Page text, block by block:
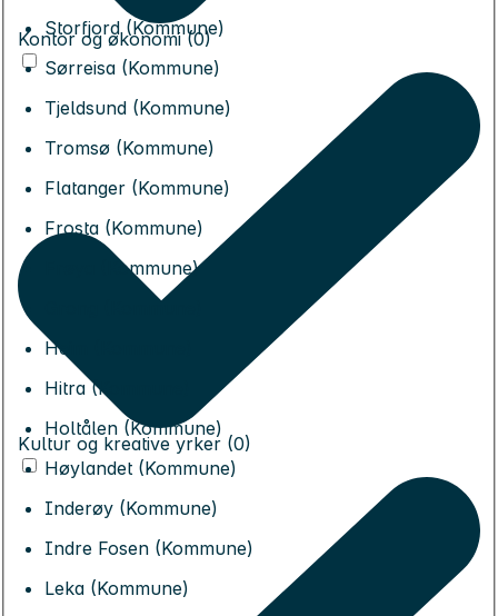
Storfjord (Kommune)
Sørreisa (Kommune)
Tjeldsund (Kommune)
Tromsø (Kommune)
Flatanger (Kommune)
Frosta (Kommune)
Frøya (Kommune)
Heim (Kommune)
Hitra (Kommune)
Holtålen (Kommune)
Høylandet (Kommune)
Inderøy (Kommune)
Indre Fosen (Kommune)
Leka (Kommune)
Kontor og økonomi (0)
Kultur og kreative yrker (0)